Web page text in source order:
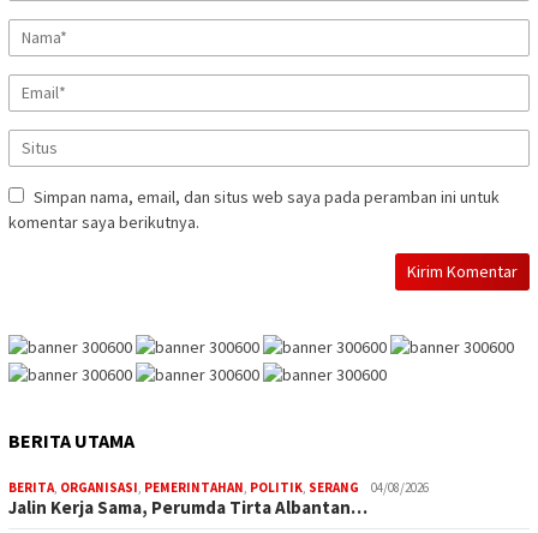
Simpan nama, email, dan situs web saya pada peramban ini untuk
komentar saya berikutnya.
BERITA UTAMA
BERITA ORGANISASI PEMERINTAHAN POLITIK SERANG 04/08/2026
Jalin Kerja Sama, Perumda Tirta Albantan…